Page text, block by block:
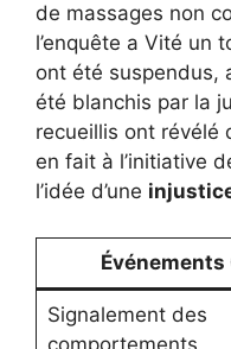
de massages non
l’enquête a Vité un
ont été suspendus,
été blanchis par la
recueillis ont révélé
en fait à l’initiative
l’idée d’une
Événements
Signalement des
comportements